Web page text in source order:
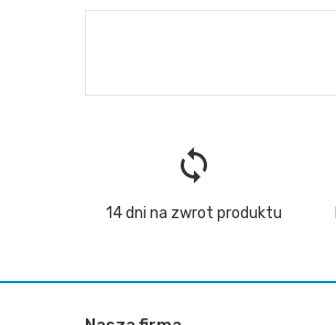
loop
14 dni na zwrot produktu